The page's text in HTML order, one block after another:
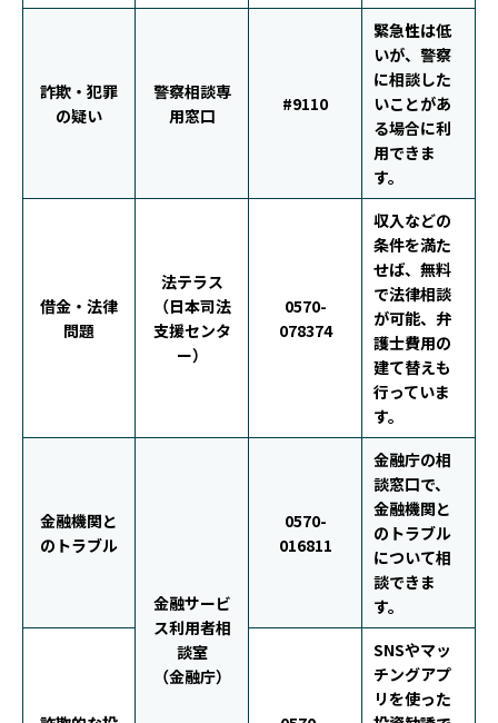
詐欺・犯罪
の疑い
警察相談専
用窓口
#9110
緊急性は低
いが、警察
に相談した
いことがあ
る場合に利
用できま
す。
借金・法律
問題
法テラス
（日本司法
支援センタ
ー）
0570-
078374
収入などの
条件を満た
せば、無料
で法律相談
が可能、弁
護士費用の
建て替えも
行っていま
す。
金融機関と
のトラブル
金融サービ
ス利用者相
談室
（金融庁）
0570-
016811
金融庁の相
談窓口で、
金融機関と
のトラブル
について相
談できま
す。
SNSやマッ
チングアプ
リを使った